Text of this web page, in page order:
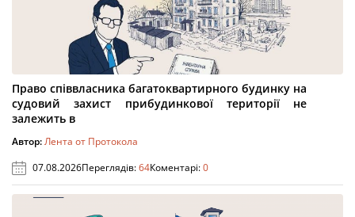
Право співвласника багатоквартирного будинку на
судовий захист прибудинкової території не
залежить в
Автор:Лента от Протокола
07.08.2026Переглядів:64Коментарі:0